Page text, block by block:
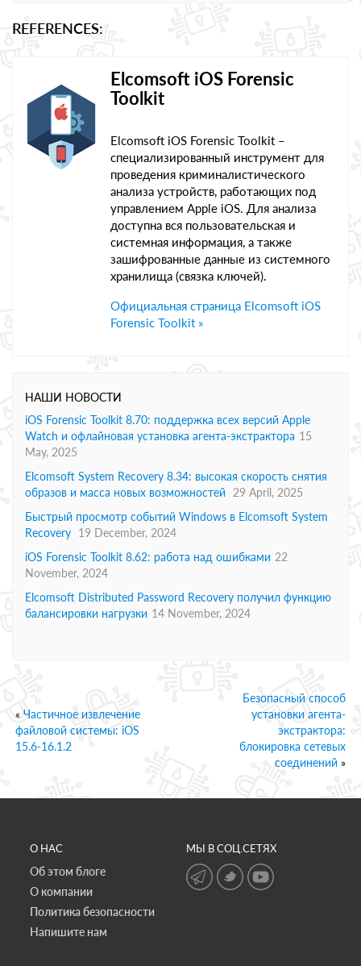
REFERENCES:
Elcomsoft iOS Forensic
Toolkit
Elcomsoft iOS Forensic Toolkit –
специализированный инструмент для
проведения криминалистического
анализа устройств, работающих под
управлением Apple iOS. Для анализа
доступна вся пользовательская и
системная информация, а также
зашифрованные данные из системного
хранилища (связка ключей).
Официальная страница Elcomsoft iOS
Forensic Toolkit »
НАШИ НОВОСТИ
iOS Forensic Toolkit 8.70: поддержка всех версий Apple
Watch и офлайновая установка агента-экстрактора 15
May, 2025
Elcomsoft System Recovery 8.34: высокая скорость снятия
образов и масса новых возможностей
29 April, 2025
Быстрый просмотр событий Windows в Elcomsoft System
Recovery 19 December, 2024
iOS Forensic Toolkit 8.62: работа над ошибками 22
November, 2024
Elcomsoft Distributed Password Recovery получил функцию
балансировки нагрузки 14 November, 2024
« Частичное извлечение
файловой системы: iOS
15.6-16.1.2
Безопасный способ
установки агента-
экстрактора:
блокировка сетевых
соединений »
О НАС
Об этом блоге
О компании
Политика безопасности
Напишите нам
МЫ В СОЦ.СЕТЯХ